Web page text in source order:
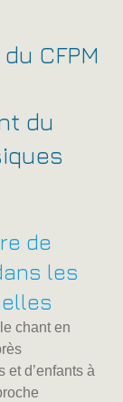
CFPM
du
de
les
chant en
et d’enfants à